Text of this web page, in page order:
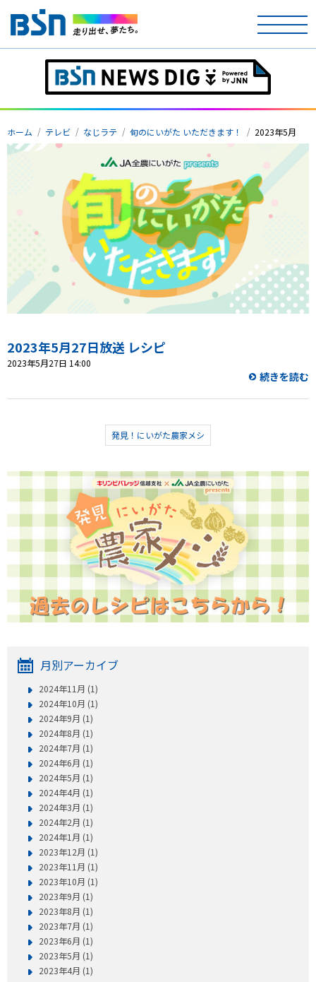
テレビ
ラジオ
アナウンサー
イベント
ニュース
天気
プレゼント
お問い合わせ
ホーム テレビ なじラテ 旬のにいがた いただきます！ 2023年5月
2023年5月27日放送 レシピ
2023年5月27日 14:00
続きを読む
発見！にいがた農家メシ
月別アーカイブ
2024年11月 (1)
2024年10月 (1)
2024年9月 (1)
2024年8月 (1)
2024年7月 (1)
2024年6月 (1)
2024年5月 (1)
2024年4月 (1)
2024年3月 (1)
2024年2月 (1)
2024年1月 (1)
2023年12月 (1)
2023年11月 (1)
2023年10月 (1)
2023年9月 (1)
2023年8月 (1)
2023年7月 (1)
2023年6月 (1)
2023年5月 (1)
2023年4月 (1)